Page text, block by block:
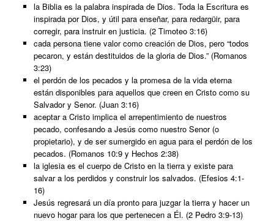
la Biblia es la palabra inspirada de Dios. Toda la Escritura es
inspirada por Dios, y útil para enseñar, para redargüir, para
corregir, para instruir en justicia. (2 Timoteo 3:16)
cada persona tiene valor como creación de Dios, pero “todos
pecaron, y están destituidos de la gloria de Dios.” (Romanos
3:23)
el perdón de los pecados y la promesa de la vida eterna
están disponibles para aquellos que creen en Cristo como su
Salvador y Senor. (Juan 3:16)
aceptar a Cristo implica el arrepentimiento de nuestros
pecado, confesando a Jesús como nuestro Senor (o
propietario), y de ser sumergido en agua para el perdón de los
pecados. (Romanos 10:9 y Hechos 2:38)
la iglesia es el cuerpo de Cristo en la tierra y existe para
salvar a los perdidos y construir los salvados. (Efesios 4:1-
16)
Jesús regresará un día pronto para juzgar la tierra y hacer un
nuevo hogar para los que pertenecen a Él. (2 Pedro 3:9-13)